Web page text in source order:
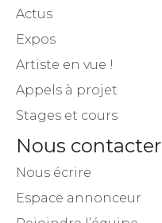
Actus
Expos
Artiste en vue !
Appels à projet
Stages et cours
Nous contacter
Nous écrire
Espace annonceur
Rejoindre l’équipe